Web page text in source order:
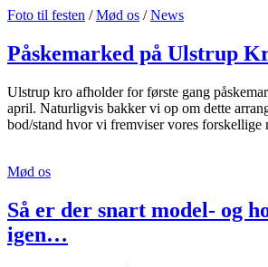
Foto til festen /Mød os /News
Påskemarked på Ulstrup
Ulstrup kro afholder for første gang
april. Naturligvis bakker vi op om dette
bod/stand hvor vi fremviser vores
Mød os
Så er der snart model- og
igen…